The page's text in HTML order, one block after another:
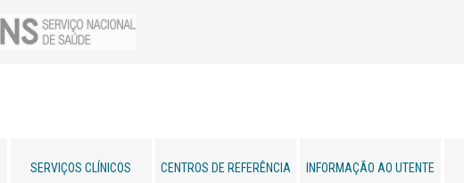
SERVIÇOS CLÍNICOS CENTROS DE REFERÊNCIA INFORMAÇÃO AO UTENTE